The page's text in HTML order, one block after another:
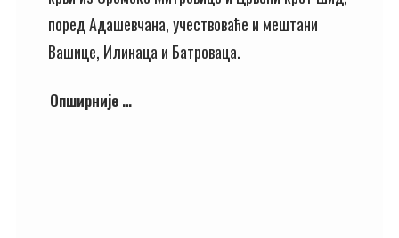
поред Адашевчана, учествоваће и мештани
Вашице, Илинаца и Батроваца.
Опширније …